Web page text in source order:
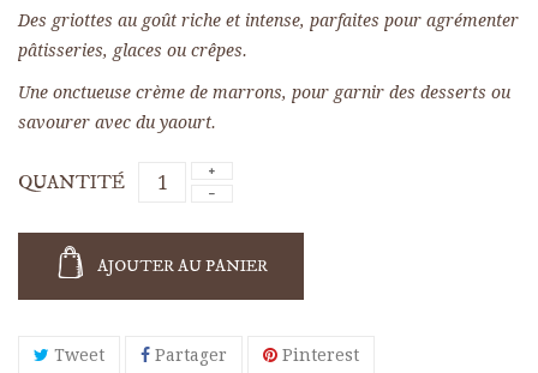
Des griottes au goût riche et intense, parfaites pour agrémenter
pâtisseries, glaces ou crêpes.
Une onctueuse crème de marrons, pour garnir des desserts ou
savourer avec du yaourt.
QUANTITÉ
AJOUTER AU PANIER
Tweet Partager Pinterest